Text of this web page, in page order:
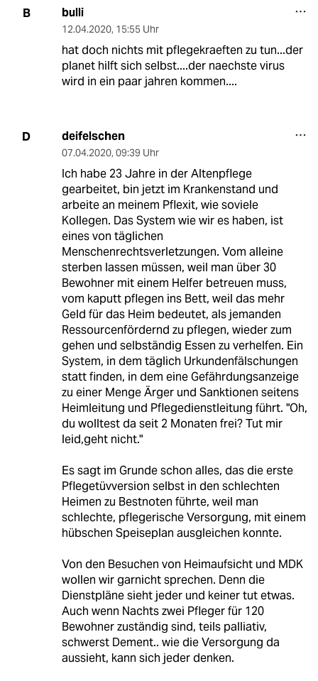
B bulli
12.04.2020, 15:55 Uhr
hat doch nichts mit pflegekraeften zu tun...der
planet hilft sich selbst....der naechste virus
wird in ein paar jahren kommen....
D deifelschen
07.04.2020, 09:39 Uhr
Ich habe 23 Jahre in der Altenpflege
gearbeitet, bin jetzt im Krankenstand und
arbeite an meinem Pflexit, wie soviele
Kollegen. Das System wie wir es haben, ist
eines von täglichen
Menschenrechtsverletzungen. Vom alleine
sterben lassen müssen, weil man über 30
Bewohner mit einem Helfer betreuen muss,
vom kaputt pflegen ins Bett, weil das mehr
Geld für das Heim bedeutet, als jemanden
Ressourcenfördernd zu pflegen, wieder zum
gehen und selbständig Essen zu verhelfen. Ein
System, in dem täglich Urkundenfälschungen
statt finden, in dem eine Gefährdungsanzeige
zu einer Menge Ärger und Sanktionen seitens
Heimleitung und Pflegedienstleitung führt. "Oh,
du wolltest da seit 2 Monaten frei? Tut mir
leid,geht nicht."
Es sagt im Grunde schon alles, das die erste
Pflegetüvversion selbst in den schlechten
Heimen zu Bestnoten führte, weil man
schlechte, pflegerische Versorgung, mit einem
hübschen Speiseplan ausgleichen konnte.
Von den Besuchen von Heimaufsicht und MDK
wollen wir garnicht sprechen. Denn die
Dienstpläne sieht jeder und keiner tut etwas.
Auch wenn Nachts zwei Pfleger für 120
Bewohner zuständig sind, teils palliativ,
schwerst Dement.. wie die Versorgung da
aussieht, kann sich jeder denken.